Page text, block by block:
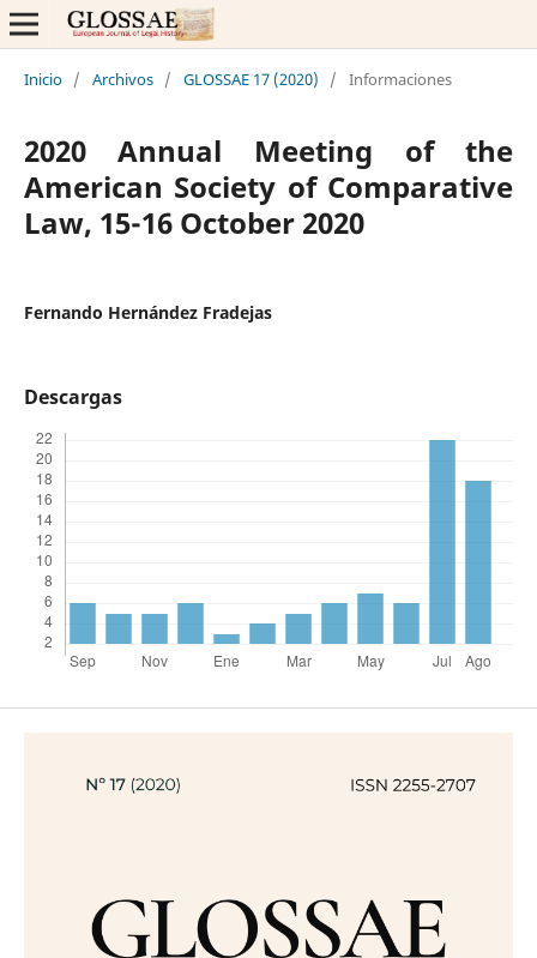
Inicio / Archivos / GLOSSAE 17 (2020) / Informaciones
2020 Annual Meeting of the
American Society of Comparative
Law, 15-16 October 2020
Fernando Hernández Fradejas
Descargas